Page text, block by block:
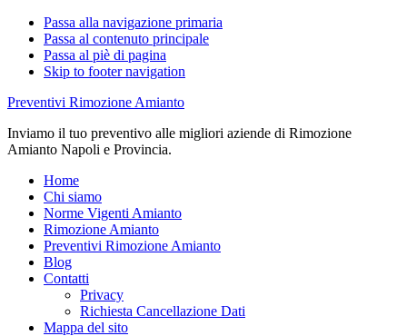
Passa alla navigazione primaria
Passa al contenuto principale
Passa al piè di pagina
Skip to footer navigation
Preventivi Rimozione Amianto
Inviamo il tuo preventivo alle migliori aziende di Rimozione
Amianto Napoli e Provincia.
Home
Chi siamo
Norme Vigenti Amianto
Rimozione Amianto
Preventivi Rimozione Amianto
Blog
Contatti
Privacy
Richiesta Cancellazione Dati
Mappa del sito